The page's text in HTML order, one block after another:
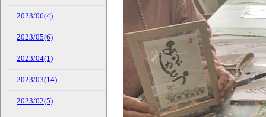
2023/06(4)
2023/05(6)
2023/04(1)
2023/03(14)
2023/02(5)